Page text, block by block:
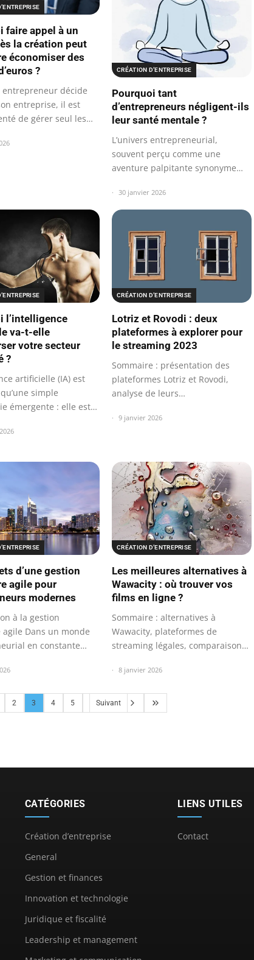
faire appel à un
la création peut
économiser des
?
entrepreneur décide
entreprise, il est
de gérer seul les…
CRÉATION D’ENTREPRISE
Pourquoi tant
d’entrepreneurs négligent-ils
leur santé mentale ?
L’univers entrepreneurial,
souvent perçu comme une
aventure palpitante synonyme
30 janvier 2026
l’intelligence
va-t-elle
votre secteur
?
artificielle (IA) est
simple
émergente : elle est
CRÉATION D’ENTREPRISE
Lotriz et Rovodi : deux
plateformes à explorer pour
le streaming 2023
Sommaire : présentation des
plateformes Lotriz et Rovodi,
analyse de leurs
9 janvier 2026
d’une gestion
agile pour
modernes
à la gestion
Dans un monde
en constante
CRÉATION D’ENTREPRISE
Les meilleures alternatives à
Wawacity : où trouver vos
films en ligne ?
Sommaire : alternatives à
Wawacity, plateformes de
streaming légales, comparaison
8 janvier 2026
2 3 4 5 Suivant
CATÉGORIES
Création d’entreprise
General
Gestion et finances
Innovation et technologie
Juridique et fiscalité
Leadership et management
LIENS UTILES
Contact